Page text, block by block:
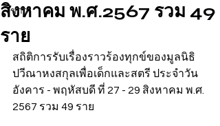
ข่าว
สิงหาคม พ.ศ.2567 รวม 49
ราย
สถิติการรับเรื่องราวร้องทุกข์ของมูลนิธิ
ปวีณาหงสกุลเพื่อเด็กและสตรี ประจำวัน
อังคาร - พฤหัสบดี ที่ 27 - 29 สิงหาคม พ.ศ.
2567 รวม 49 ราย